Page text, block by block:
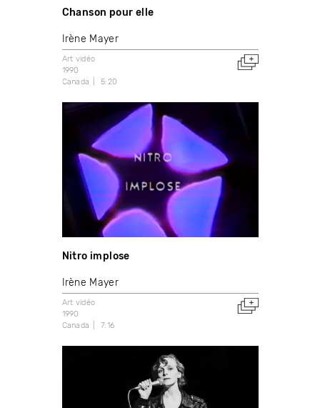
Chanson pour elle
Irène Mayer
Art vidéo
1990
Canada
5:20
Nitro implose
Irène Mayer
Art vidéo
1990
Canada
7:16